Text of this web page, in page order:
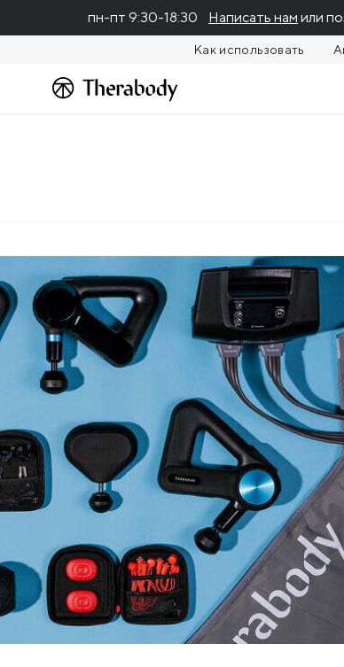
пн-пт 9:30-18:30 Написать нам или
Как использовать